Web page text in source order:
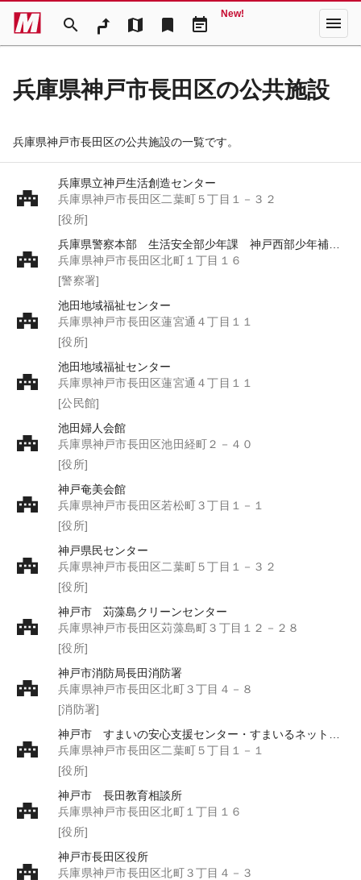
search map bookmark event_note
New! menu
兵庫県神戸市長田区の公共施設
兵庫県神戸市長田区の公共施設の一覧です。
兵庫県立神戸生活創造センター
兵庫県神戸市長田区二葉町５丁目１－３２
[役所]
兵庫県警察本部 生活安全部少年課 神戸西部少年補導所
兵庫県神戸市長田区北町１丁目１６
[警察署]
池田地域福祉センター
兵庫県神戸市長田区蓮宮通４丁目１１
[役所]
池田地域福祉センター
兵庫県神戸市長田区蓮宮通４丁目１１
[公民館]
池田婦人会館
兵庫県神戸市長田区池田経町２－４０
[役所]
神戸奄美会館
兵庫県神戸市長田区若松町３丁目１－１
[役所]
神戸県民センター
兵庫県神戸市長田区二葉町５丁目１－３２
[役所]
神戸市 苅藻島クリーンセンター
兵庫県神戸市長田区苅藻島町３丁目１２－２８
[役所]
神戸市消防局長田消防署
兵庫県神戸市長田区北町３丁目４－８
[消防署]
神戸市 すまいの安心支援センター・すまいるネット 事務局
兵庫県神戸市長田区二葉町５丁目１－１
[役所]
神戸市 長田教育相談所
兵庫県神戸市長田区北町１丁目１６
[役所]
神戸市長田区役所
兵庫県神戸市長田区北町３丁目４－３